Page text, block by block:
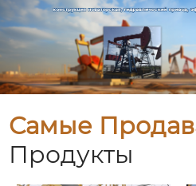
Самые
Продукты